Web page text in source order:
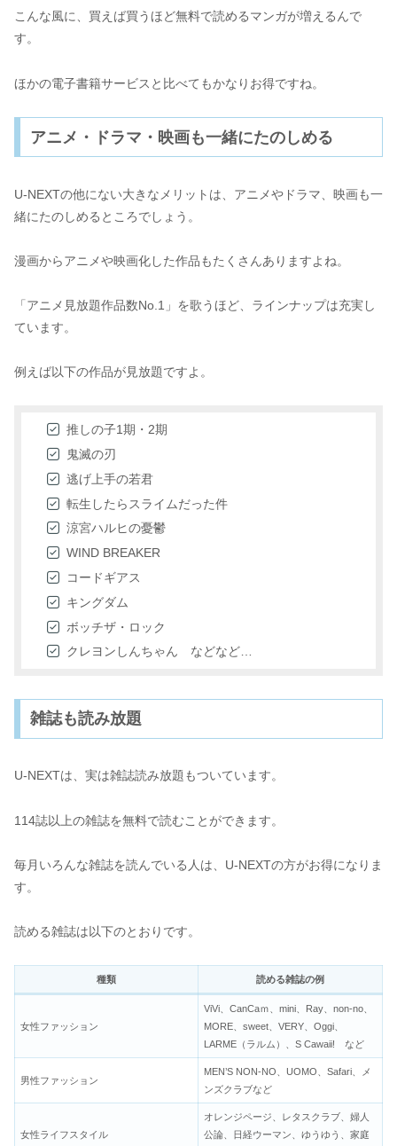
こんな風に、買えば買うほど無料で読めるマンガが増えるんで
す。
ほかの電子書籍サービスと比べてもかなりお得ですね。
アニメ・ドラマ・映画も一緒にたのしめる
U-NEXTの他にない大きなメリットは、アニメやドラマ、映画も一
緒にたのしめるところでしょう。
漫画からアニメや映画化した作品もたくさんありますよね。
「アニメ見放題作品数No.1」を歌うほど、ラインナップは充実し
ています。
例えば以下の作品が見放題ですよ。
推しの子1期・2期
鬼滅の刃
逃げ上手の若君
転生したらスライムだった件
涼宮ハルヒの憂鬱
WIND BREAKER
コードギアス
キングダム
ボッチザ・ロック
クレヨンしんちゃん などなど…
雑誌も読み放題
U-NEXTは、実は雑誌読み放題もついています。
114誌以上の雑誌を無料で読むことができます。
毎月いろんな雑誌を読んでいる人は、U-NEXTの方がお得になりま
す。
読める雑誌は以下のとおりです。
種類 読める雑誌の例
女性ファッション
ViVi、CanCaｍ、mini、Ray、non-no、
MORE、sweet、VERY、Oggi、
LARME（ラルム）、S Cawaii! など
男性ファッション
MEN’S NON-NO、UOMO、Safari、メ
ンズクラブなど
女性ライフスタイル
オレンジページ、レタスクラブ、婦人
公論、日経ウーマン、ゆうゆう、家庭